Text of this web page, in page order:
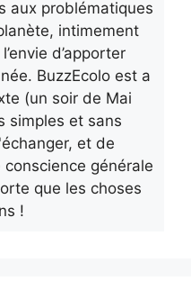
aux problématiques
intimement
d’apporter
BuzzEcolo est a
(un soir de Mai
simples et sans
et de
générale
que les choses
!